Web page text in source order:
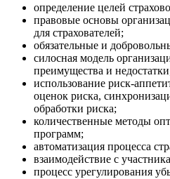
определение целей
правовые основы
для страхователей;
обязательные и
силосная модель
преимущества и
использование риск-
оценок риска,
обработки риска;
количественные методы
программ;
автоматизация процесса
взаимодействие с
процесс урегулирования